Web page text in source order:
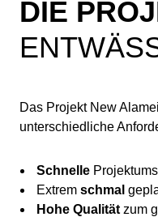
DIE
Das Projekt New
unterschiedliche
Schnelle
Extrem schmal
Hohe Qualität zum